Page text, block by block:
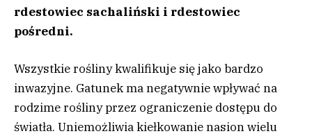
rdestowiec sachaliński i rdestowiec
pośredni.
Wszystkie rośliny kwalifikuje się jako bardzo
inwazyjne. Gatunek ma negatywnie wpływać na
rodzime rośliny przez ograniczenie dostępu do
światła. Uniemożliwia kiełkowanie nasion wielu